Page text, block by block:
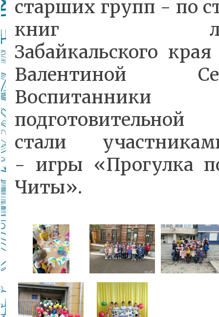
старших групп - по
книг
Забайкальского
Валентиной
Воспитанники
стали
- игры «Прогулка
Читы».